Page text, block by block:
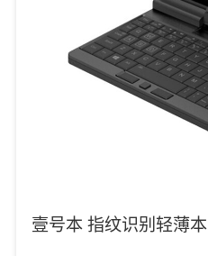
壹号本 指纹识别轻薄本